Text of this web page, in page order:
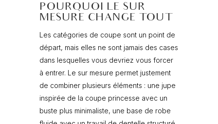
POURQUOI LE SUR
MESURE CHANGE TOUT
Les catégories de coupe sont un point de
départ, mais elles ne sont jamais des cases
dans lesquelles vous devriez vous forcer
à entrer. Le sur mesure permet justement
de combiner plusieurs éléments : une jupe
inspirée de la coupe princesse avec un
buste plus minimaliste, une base de robe